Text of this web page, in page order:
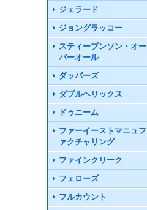
ジェラード
ジョングラッコー
スティーブンソン・オー
バーオール
ダッパーズ
ダブルヘリックス
ドゥニーム
ファーイーストマニュフ
ァクチャリング
ファインクリーク
フェローズ
フルカウント